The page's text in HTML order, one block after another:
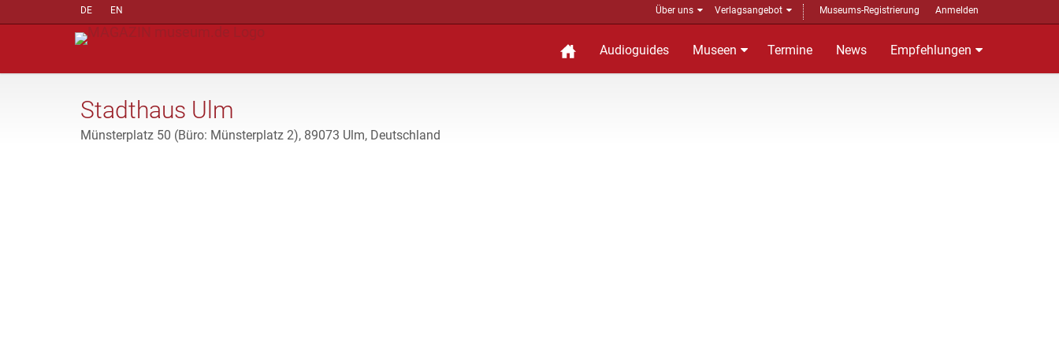
DE EN Über uns Verlagsangebot Museums-Registrierung Anmelden
Audioguides Museen Termine News Empfehlungen
Stadthaus Ulm
Münsterplatz 50 (Büro: Münsterplatz 2), 89073 Ulm, Deutschland